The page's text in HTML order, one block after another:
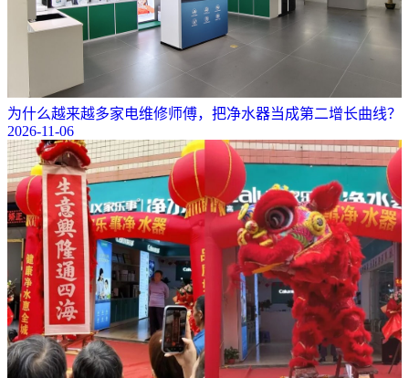
为什么越来越多家电维修师傅，把净水器当成第二增长曲线？
2026-11-06